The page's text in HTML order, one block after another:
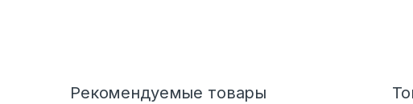
Рекомендуемые товары